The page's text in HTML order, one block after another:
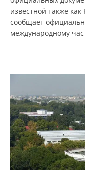
известной также
сообщает
международному